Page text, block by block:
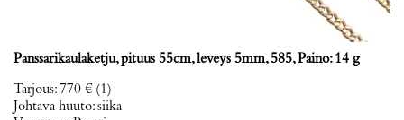
Panssarikaulaketju, pituus 55cm, leveys 5mm, 585, Paino: 14 g
Tarjous:770 € (1)
Johtava huuto:siika